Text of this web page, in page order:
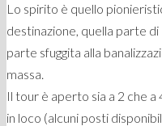
Lo spirito è quello
destinazione, quella parte
parte sfuggita alla
massa.
Il tour è aperto sia a 2 che a
in loco (alcuni posti